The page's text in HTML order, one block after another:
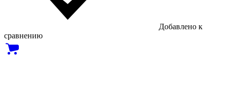
Добавлено к
сравнению